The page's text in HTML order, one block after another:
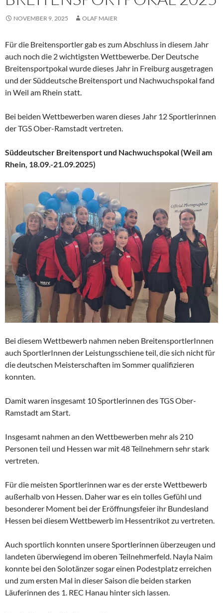
NOVEMBER 9, 2025 OLAF MAIER
Für die Breitensportler gab es zum Abschluss in diesem Jahr
auch noch die 2 wichtigsten Wettbewerbe. Der Deutsche
Breitensportpokal wurde dieses Jahr in Freiburg ausgetragen
und der Süddeutsche Breitensport und Nachwuchspokal fand
in Weil am Rhein statt.
Bei beiden Wettbewerben waren dieses Jahr 12 Sportlerinnen
der TGS Ober-Ramstadt vertreten.
Süddeutscher Breitensport und Nachwuchspokal (Weil am
Rhein, 18.09.-21.09.2025)
Bei diesem Wettbewerb nahmen neben BreitensportlerInnen
auch SportlerInnen der Leistungsschiene teil, die sich nicht für
die deutschen Meisterschaften im Sommer qualifizieren
konnten.
Damit waren insgesamt 10 Sportlerinnen des TGS Ober-
Ramstadt am Start.
Insgesamt nahmen an den Wettbewerben mehr als 210
Personen teil und Hessen war mit 48 Teilnehmern sehr stark
vertreten.
Für die meisten Sportlerinnen war es der erste Wettbewerb
außerhalb von Hessen. Daher war es ein tolles Gefühl und
besonderer Moment bei der Eröffnungsfeier ihr Bundesland
Hessen bei diesem Wettbewerb im Hessentrikot zu vertreten.
Auch sportlich konnten unsere Sportlerinnen überzeugen und
landeten überwiegend im oberen Teilnehmerfeld. Nayla Naim
konnte bei den Solotänzer sogar einen Podestplatz erreichen
und zum ersten Mal in dieser Saison die beiden starken
Läuferinnen des 1. REC Hanau hinter sich lassen.